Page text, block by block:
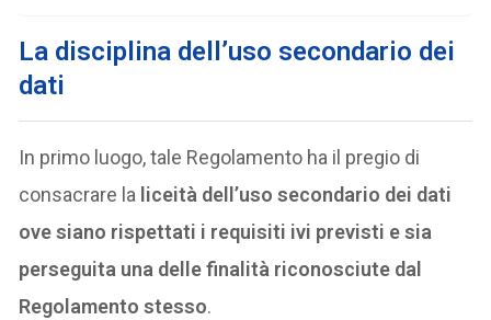
La disciplina dell’uso secondario dei
dati
In primo luogo, tale Regolamento ha il pregio di
consacrare la liceità dell’uso secondario dei dati
ove siano rispettati i requisiti ivi previsti e sia
perseguita una delle finalità riconosciute dal
Regolamento stesso.